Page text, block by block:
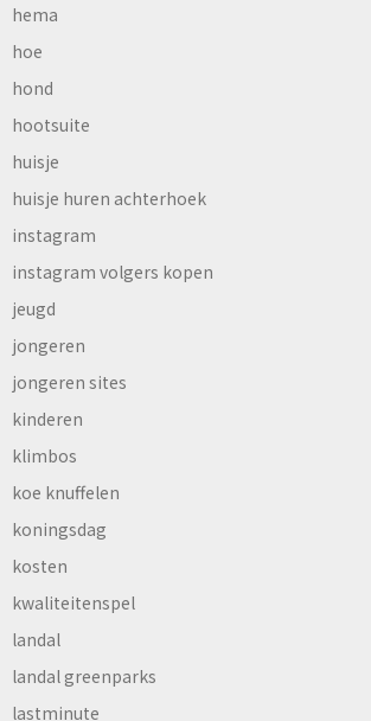
hema
hoe
hond
hootsuite
huisje
huisje huren achterhoek
instagram
instagram volgers kopen
jeugd
jongeren
jongeren sites
kinderen
klimbos
koe knuffelen
koningsdag
kosten
kwaliteitenspel
landal
landal greenparks
lastminute